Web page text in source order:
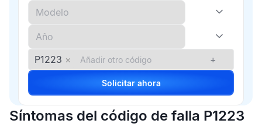
P1223 × +
Solicitar ahora
Síntomas del código de falla P1223